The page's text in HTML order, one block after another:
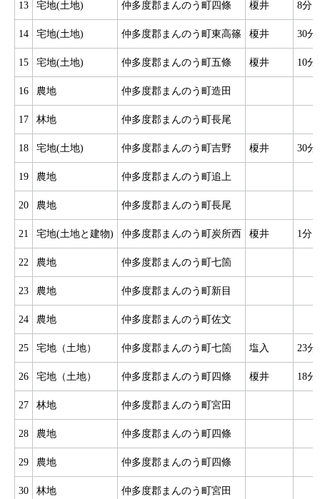
13 宅地(土地) 仲多度郡まんのう町四條 榎井 8分
14 宅地(土地) 仲多度郡まんのう町東高篠 榎井 30分
15 宅地(土地) 仲多度郡まんのう町五條 榎井 10分
16 農地 仲多度郡まんのう町造田
17 林地 仲多度郡まんのう町長尾
18 宅地(土地) 仲多度郡まんのう町吉野 榎井 30分
19 農地 仲多度郡まんのう町追上
20 農地 仲多度郡まんのう町長尾
21 宅地(土地と建物) 仲多度郡まんのう町炭所西 榎井 1分
22 農地 仲多度郡まんのう町七箇
23 農地 仲多度郡まんのう町新目
24 農地 仲多度郡まんのう町佐文
25 宅地（土地） 仲多度郡まんのう町七箇 塩入 23分
26 宅地（土地） 仲多度郡まんのう町四條 榎井 18分
27 林地 仲多度郡まんのう町宮田
28 農地 仲多度郡まんのう町四條
29 農地 仲多度郡まんのう町四條
30 林地 仲多度郡まんのう町宮田